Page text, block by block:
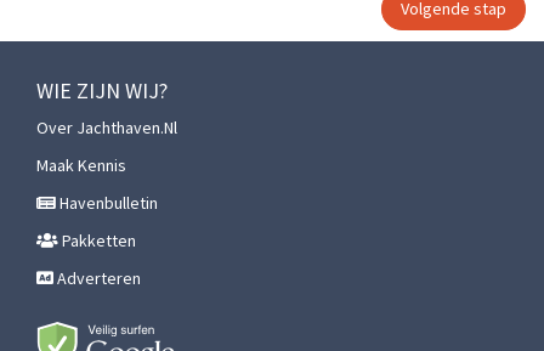
WIE ZIJN WIJ?
Over Jachthaven.nl
Maak Kennis
Havenbulletin
Pakketten
Adverteren